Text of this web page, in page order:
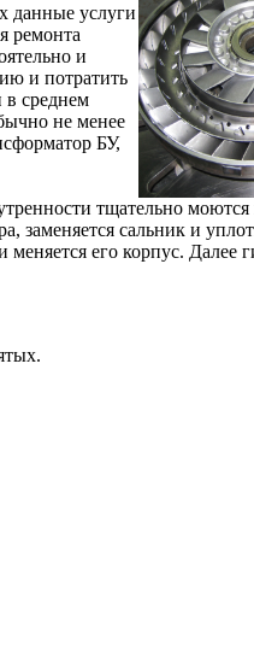
данные услуги
ремонта
и
и потратить
в среднем
не менее
БУ,
тщательно
заменяется сальник и
его корпус. Далее